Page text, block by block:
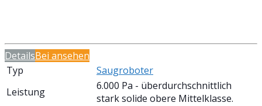
DetailsBei ansehen
Typ
Saugroboter
Leistung
6.000 Pa - überdurchschnittlich
stark solide obere Mittelklasse.